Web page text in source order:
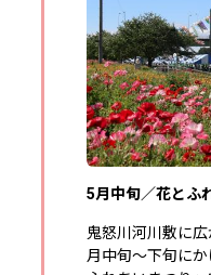
5月中旬／花とふ
鬼怒川河川敷に
月中旬～下旬に